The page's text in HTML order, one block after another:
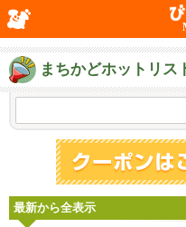
まちかどホットリス
最新から全表示